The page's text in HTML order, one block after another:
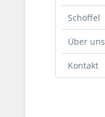
Schöffel
Über uns
Kontakt